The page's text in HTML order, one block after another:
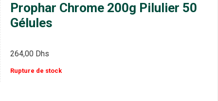
Prophar Chrome 200g Pilulier 50
Gélules
264,00 Dhs
Rupture de stock